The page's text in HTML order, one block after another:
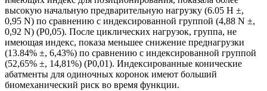
высокую начальную предварительную нагрузку (6.05 Н ±,
0,95 N) по сравнению с индексированной группой (4,88 N ±,
0,92 N) (P0,05). После циклических нагрузок, группа, не
имеющая индекс, показа меньшее снижение преднагрузки
(13.84% ±, 6,43%) по сравнению с индексированной группой
(52,65% ±, 14,81%) (P0,01). Индексированные конические
абатменты для одиночных коронок имеют больший
биомеханический риск во время функции.